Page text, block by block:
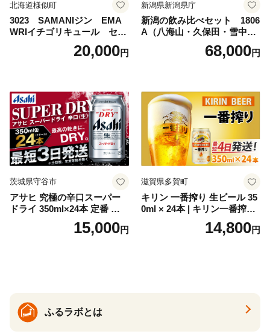
北海道様似町
3023 SAMANIジン EMA
WRIイチゴリキュール セッ
ト（箱入り）【大人の味 酒
お酒 洋酒 スピリッツ クラフ
セット 詰め合わせ カクテル
ソーダ割り アルコール ロッ
ク ソーダ ジントニック 】
20,000円
新潟県新潟県庁
新潟の飲み比べセット 1806
A（八海山・久保田・雪中
梅・越乃寒梅・かたふね・千
68,000円
茨城県守谷市
アサヒ 究極の辛口スーパー
ドライ 350ml×24本 定番 ビー
ル 缶ビール 酒 お酒 アルコー
15,000円
滋賀県多賀町
キリン 一番搾り 生ビール 35
0ml × 24本 | キリン一番搾り
キリンビール 一番搾り ビー
ル 24缶 きりんいちばんしぼ
14,800円
ふるラボとは